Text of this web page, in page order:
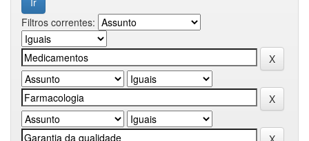
Filtros correntes: